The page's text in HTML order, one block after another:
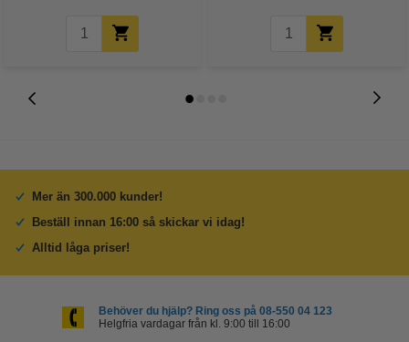
Mer än 300.000 kunder!
Beställ innan 16:00 så skickar vi idag!
Alltid låga priser!
Behöver du hjälp? Ring oss på 08-550 04 123
Helgfria vardagar från kl. 9:00 till 16:00